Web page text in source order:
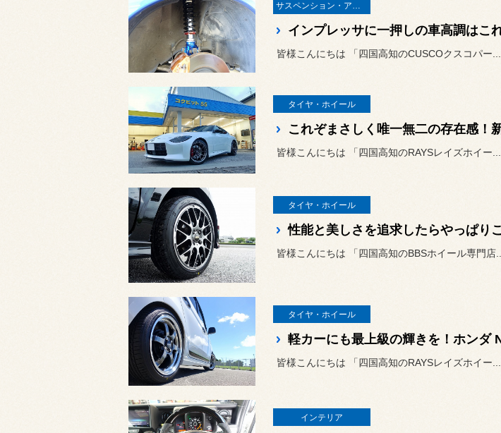
皆様こんにちは 「四国高知のCUSCOクスコパー...
タイヤ・ホイール
皆様こんにちは 「四国高知のRAYSレイズホイー...
タイヤ・ホイール
皆様こんにちは 「四国高知のBBSホイール専門店...
タイヤ・ホイール
皆様こんにちは 「四国高知のRAYSレイズホイー...
インテリア